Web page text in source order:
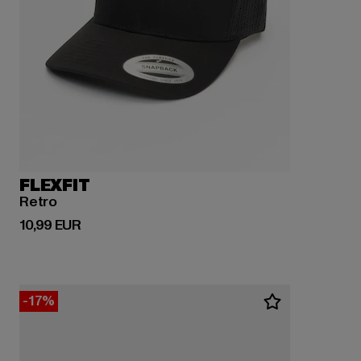
FLEXFIT
Retro
10,99 EUR
Derzeitiger Preis: 10,99 EUR
-17%